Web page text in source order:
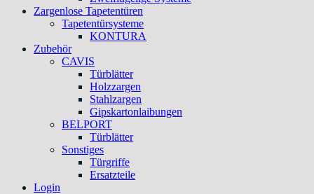
Zargenlose Tapetentüren
Tapetentürsysteme
KONTURA
Zubehör
CAVIS
Türblätter
Holzzargen
Stahlzargen
Gipskartonlaibungen
BELPORT
Türblätter
Sonstiges
Türgriffe
Ersatzteile
Login